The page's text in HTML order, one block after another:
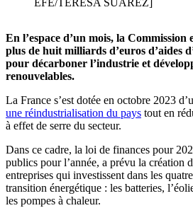
EFE/TERESA SUAREZ]
En l’espace d’un mois, la Commission
plus de huit milliards d’euros d’aides
pour décarboner l’industrie et
renouvelables.
La France s’est dotée en octobre 2023
une réindustrialisation du pays tout en
à effet de serre du secteur.
Dans ce cadre, la loi de finances pour
publics pour l’année, a prévu la création
entreprises qui investissent dans les
transition énergétique : les batteries,
les pompes à chaleur.